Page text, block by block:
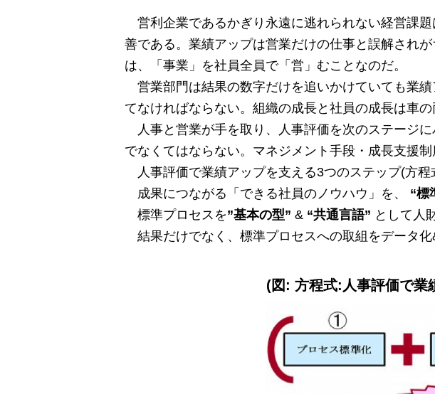
営利企業であるかぎり永遠に逃れられない経営課
善である。業績アップは営業だけの仕事と誤解され
は、「事業」を社員全員で「営」むことなのだ。
営業部門は結果の数字だけを追いかけていても業
てなければならない。組織の成長と社員の成長は車
人事と営業が手を取り、人事評価を次のステージ
でなくてはならない。マネジメント手段・成長支援
人事評価で業績アップを支える3つのステップ(方程
成果につながる「できる社員のノウハウ」を、
“標
標準プロセスを”基本の型” & “共通言語” として人
結果だけでなく、標準プロセスへの取組をデータ化
(図: 方程式:人事評価で業